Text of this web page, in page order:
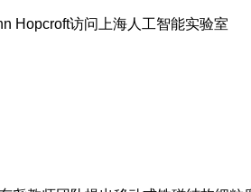
Hopcroft访问上海人工智能实验室